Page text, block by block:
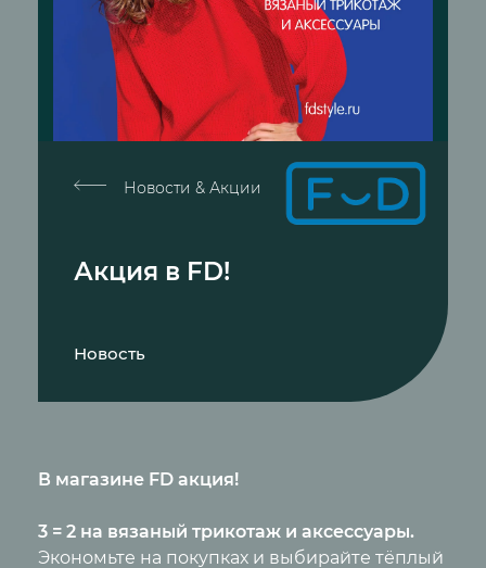
Новости & Акции
Акция в FD!
Новость
В магазине FD акция!
3 = 2 на вязаный трикотаж и аксессуары.
Экономьте на покупках и выбирайте тёплый